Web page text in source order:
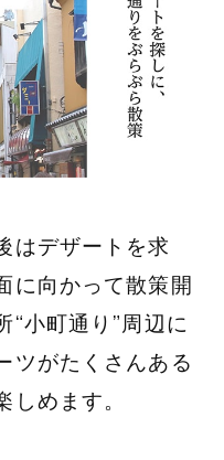
はデザートを求
に向かって散策開
“小町通り”周辺に
ツがたくさんある
めます。